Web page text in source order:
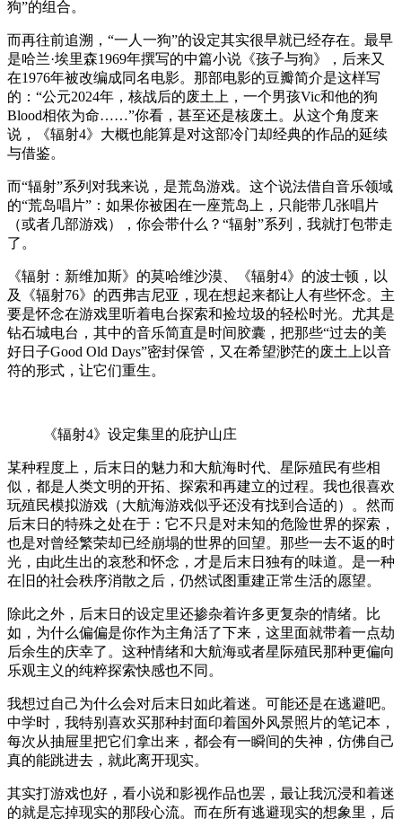
狗”的组合。
而再往前追溯，“一人一狗”的设定其实很早就已经存在。最早
是哈兰·埃里森1969年撰写的中篇小说《孩子与狗》，后来又
在1976年被改编成同名电影。那部电影的豆瓣简介是这样写
的：“公元2024年，核战后的废土上，一个男孩Vic和他的狗
Blood相依为命……”你看，甚至还是核废土。从这个角度来
说，《辐射4》大概也能算是对这部冷门却经典的作品的延续
与借鉴。
而“辐射”系列对我来说，是荒岛游戏。这个说法借自音乐领域
的“荒岛唱片”：如果你被困在一座荒岛上，只能带几张唱片
（或者几部游戏），你会带什么？“辐射”系列，我就打包带走
了。
《辐射：新维加斯》的莫哈维沙漠、《辐射4》的波士顿，以
及《辐射76》的西弗吉尼亚，现在想起来都让人有些怀念。主
要是怀念在游戏里听着电台探索和捡垃圾的轻松时光。尤其是
钻石城电台，其中的音乐简直是时间胶囊，把那些“过去的美
好日子Good Old Days”密封保管，又在希望渺茫的废土上以音
符的形式，让它们重生。
《辐射4》设定集里的庇护山庄
某种程度上，后末日的魅力和大航海时代、星际殖民有些相
似，都是人类文明的开拓、探索和再建立的过程。我也很喜欢
玩殖民模拟游戏（大航海游戏似乎还没有找到合适的）。然而
后末日的特殊之处在于：它不只是对未知的危险世界的探索，
也是对曾经繁荣却已经崩塌的世界的回望。那些一去不返的时
光，由此生出的哀愁和怀念，才是后末日独有的味道。是一种
在旧的社会秩序消散之后，仍然试图重建正常生活的愿望。
除此之外，后末日的设定里还掺杂着许多更复杂的情绪。比
如，为什么偏偏是你作为主角活了下来，这里面就带着一点劫
后余生的庆幸了。这种情绪和大航海或者星际殖民那种更偏向
乐观主义的纯粹探索快感也不同。
我想过自己为什么会对后末日如此着迷。可能还是在逃避吧。
中学时，我特别喜欢买那种封面印着国外风景照片的笔记本，
每次从抽屉里把它们拿出来，都会有一瞬间的失神，仿佛自己
真的能跳进去，就此离开现实。
其实打游戏也好，看小说和影视作品也罢，最让我沉浸和着迷
的就是忘掉现实的那段心流。而在所有逃避现实的想象里，后